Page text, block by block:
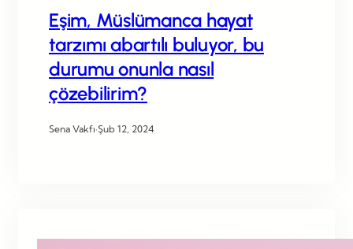
Eşim, Müslümanca hayat
tarzımı abartılı buluyor, bu
durumu onunla nasıl
çözebilirim?
Sena Vakfı·Şub 12, 2024